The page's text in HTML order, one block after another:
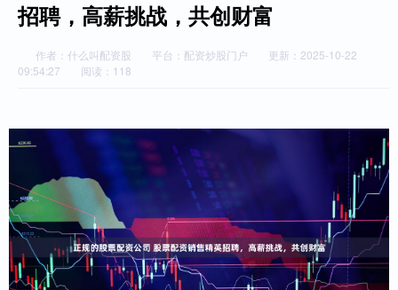
招聘，高薪挑战，共创财富
作者：什么叫配资股 平台：配资炒股门户
更新：2025-10-22
09:54:27
阅读：118